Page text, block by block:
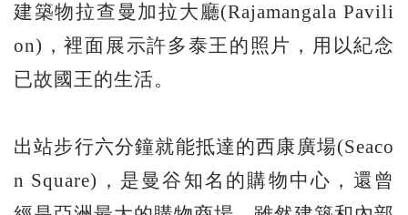
建築物拉查曼加拉大廳(Rajamangala Pavili
on)，裡面展示許多泰王的照片，用以紀念
已故國王的生活。
出站步行六分鐘就能抵達的西康廣場(Seaco
n Square)，是曼谷知名的購物中心，還曾